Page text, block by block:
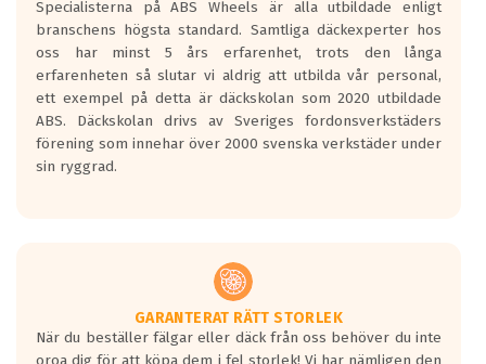
längsta.
Inga D eller G betyg delas ut för
personbilar och lätta lastbilar.
Betyget sätts efter ett test där däcken
skall bromsa in på en väg där det ligger
0.5-1.5 mm vatten.
I 80km/h kommer skillnaden på
Vid körning i över 50km/h brukar
rullmotståndets ljud överträffa
motorljudet.
Specialisterna på ABS Wheels är alla utbildade enligt
branschens högsta standard. Samtliga däckexperter hos
oss har minst 5 års erfarenhet, trots den långa
erfarenheten så slutar vi aldrig att utbilda vår personal,
ett exempel på detta är däckskolan som 2020 utbildade
ABS. Däckskolan drivs av Sveriges fordonsverkstäders
förening som innehar över 2000 svenska verkstäder under
sin ryggrad.
GARANTERAT RÄTT STORLEK
När du beställer fälgar eller däck från oss behöver du inte
oroa dig för att köpa dem i fel storlek! Vi har nämligen den